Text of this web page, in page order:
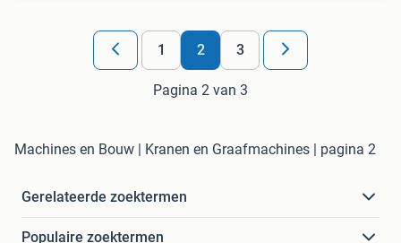
1 2 3
Pagina 2 van 3
Machines en Bouw | Kranen en Graafmachines | pagina 2
Gerelateerde zoektermen
Populaire zoektermen